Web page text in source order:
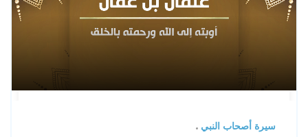
سيرة أصحاب النبي